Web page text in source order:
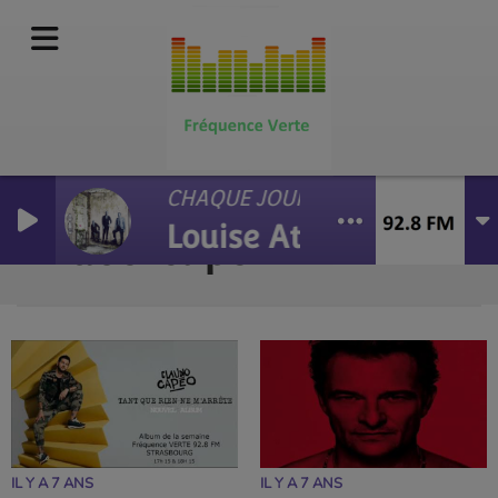
CHAQUE JOUR RESTE LE NOTRE
Louise Attaque
Vidéo-clips
IL Y A 7 ANS IL Y A 7 ANS